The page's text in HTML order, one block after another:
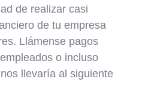
de realizar casi
de tu empresa
Llámense pagos
o incluso
llevaría al siguiente